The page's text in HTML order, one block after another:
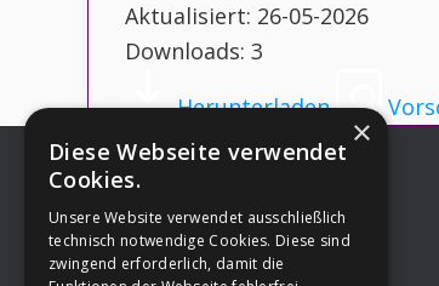
Aktualisiert: 26-05-2026
Downloads: 3
Herunterladen
Footer →Deine Spende
×
Diese Webseite verwendet
Cookies.
Unsere Website verwendet ausschließlich
technisch notwendige Cookies. Diese sind
zwingend erforderlich, damit die